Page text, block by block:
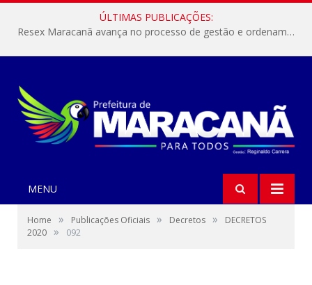
ÚLTIMAS PUBLICAÇÕES:
Resex Maracanã avança no processo de gestão e ordenamento do turismo em nossas áreas protegidas.
MENU
Home » Publicações Oficiais » Decretos »
DECRETOS
2020 » 092